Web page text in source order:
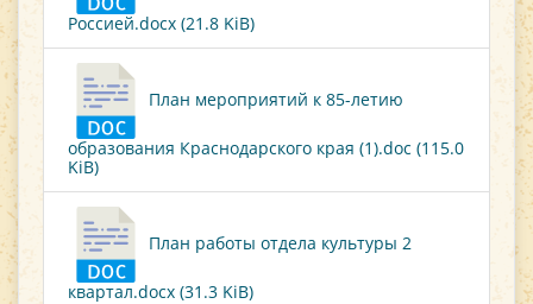
Россией.docx (21.8 KiB)
План мероприятий к 85-летию
образования Краснодарского края (1).doc (115.0
KiB)
План работы отдела культуры 2
квартал.docx (31.3 KiB)